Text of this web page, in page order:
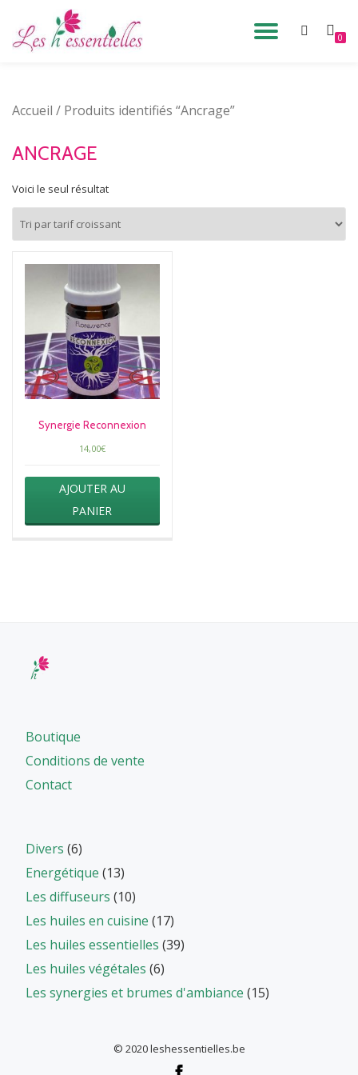
Aller
0
Accueil / Produits identifiés “Ancrage”
ANCRAGE
Voici le seul résultat
Synergie Reconnexion
14,00€
AJOUTER AU
PANIER
Boutique
Conditions de vente
Contact
Divers (6)
Energétique (13)
Les diffuseurs (10)
Les huiles en cuisine (17)
Les huiles essentielles (39)
Les huiles végétales (6)
Les synergies et brumes d'ambiance (15)
© 2020 leshessentielles.be